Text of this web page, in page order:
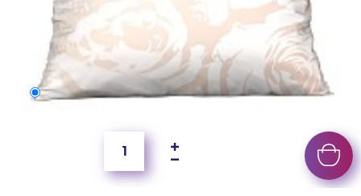
70x50 cm